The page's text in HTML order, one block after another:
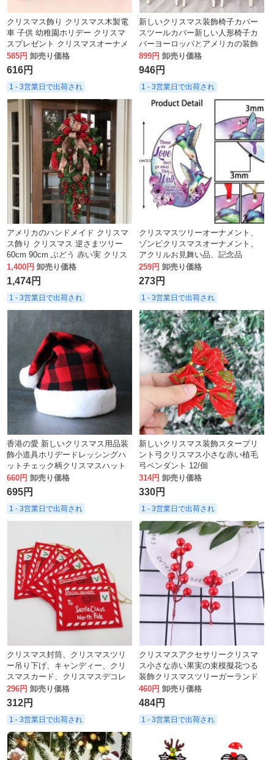
クリスマス飾り クリスマス木製電
車 子供 幼稚園ホリデー クリスマ
スプレゼント クリスマスオーナメ
ント ギフト
585円 卸売り価格
616円
1 - 3営業日で出荷され
新しいクリスマス装飾椅子カバー
スツールカバー新しい人形椅子カ
バーヨーロッパとアメリカの装飾
装飾品家庭用家具
899円 卸売り価格
946円
1 - 3営業日で出荷され
アメリカのハンドメイド クリスマ
ス飾り クリスマス 逆さまツリー
60cm 90cm ぶどう 赤い実 クリス
マスツリー
1,400円 卸売り価格
1,474円
1 - 3営業日で出荷され
クリスマスツリーオーナメント、
ゾンビクリスマスオーナメント、
アクリルお見舞い品、記念品
259円 卸売り価格
273円
1 - 3営業日で出荷され
香港の愛 新しいクリスマス用品装
飾小道具ホリデードレッシングハ
ットチェック柄クリスマスハット
660円 卸売り価格
695円
1 - 3営業日で出荷され
新しいクリスマス装飾スタープリ
ント弓クリスマス小さな赤い植毛
弓ペンダント 12/個
314円 卸売り価格
330円
1 - 3営業日で出荷され
クリスマス封筒、クリスマスツリ
ー吊り下げ、キャンディー、クリ
スマスカード、クリスマスデコレ
ーション、クリスマス用品を入れ
ることができます。
296円 卸売り価格
312円
1 - 3営業日で出荷され
クリスマスアクセサリークリスマ
ス小さな赤い果実の束模擬花つる
装飾クリスマスツリーガーランド
アクセサリー 7 ヘッド 14 ヘッド
460円 卸売り価格
484円
1 - 3営業日で出荷され